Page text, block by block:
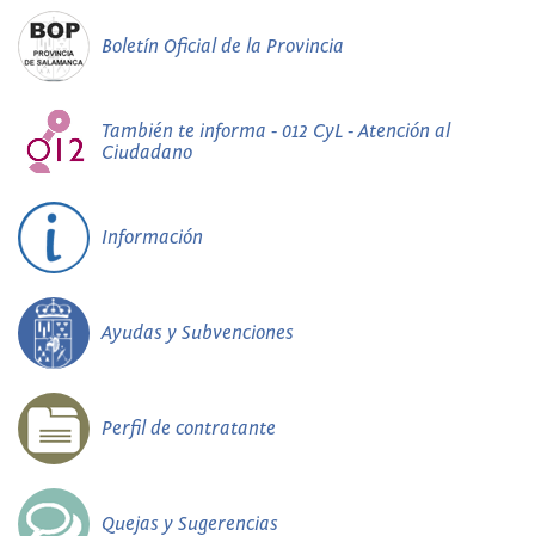
Boletín Oficial de la Provincia
También te informa - 012 CyL - Atención al
Ciudadano
Información
Ayudas y Subvenciones
Perfil de contratante
Quejas y Sugerencias